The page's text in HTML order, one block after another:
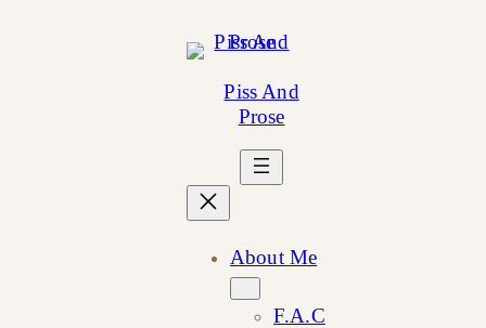
Piss And
Prose
About Me
F.A.C